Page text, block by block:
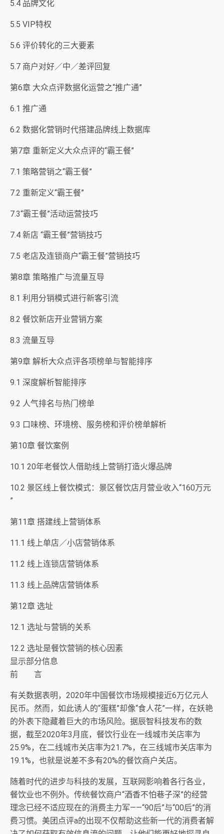
5.4 品牌文化
5.5 VIP特权
5.6 评价转化的三大要素
5.7 商户对好／中／差评回复
第6章 大众点评数据化运营之“推广通”
6.1 推广通
6.2 数据化营销时代搭建品牌线上数据库
第7章 重新定义大众点评的“霸王餐”
7.1 策略营销之“霸王餐”
7.2 重新定义“霸王餐”
7.3“霸王餐”活动运营技巧
7.4 新店 “霸王餐”营销技巧
7.5 老店及连锁商户“霸王餐”营销技巧
第8章 策略推广与流量互导
8.1 利用分销模式进行新客引流
8.2 餐饮新店开业营销方案
8.3 流量互导
第9章 解析大众点评各项榜单与智能排序
9.1 深度解析智能排序
9.2 人气排名与热门榜单
9.3 口味榜、环境榜、服务榜和评价榜单解析
第10章 餐饮案例
10.1 20年老餐饮人借助线上营销打造火爆品牌
10.2 景区线上餐饮模式：景区餐饮店月营业收入“160万元
”
第11章 搭建线上营销体系
11.1 线上单店／小店营销体系
11.2 线上连锁店营销体系
11.3 线上品牌店营销体系
第12章 选址
12.1 选址与营销的关系
12.2 选址是餐饮营销的核心因素
显示部分信息
前 言
有关数据表明，2020年中国餐饮市场规模接近6万亿元人
民币。然而，如此诱人的“蛋糕”却像“食人花”一样，在妖艳
的外表下隐藏着巨大的市场风险。据辰智科技发布的数
据，截至2020年3月底，餐饮行业在一线城市关店率为
25.9%，在二线城市关店率为21.7%，在三线城市关店率为
19.1%，也就是说差不多有20%的餐饮商户关店。
随着时代的进步与科技的发展，互联网影响着各行各业，
餐饮业也不例外。传统餐饮商户“酒香不怕巷子深”的经营
理念已经不适应现在的消费主力军——“90后”与“00后”的消
费习惯。美团点评a的出现不仅帮助这些新一代的消费者解